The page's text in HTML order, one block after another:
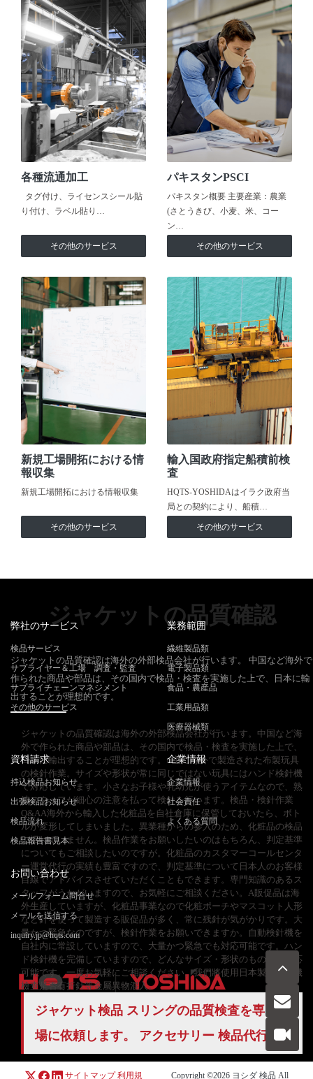
各種流通加工
タグ付け、ライセンスシール貼
り付け、ラベル貼り…
その他のサービス
パキスタンPSCI
パキスタン概要 主要産業：農業
(さとうきび、小麦、米、コー
ン…
その他のサービス
新規工場開拓における情
報収集
新規工場開拓における情報収集
その他のサービス
輸入国政府指定船積前検
査
HQTS-YOSHIDAはイラク政府当
局との契約により、船積…
その他のサービス
ジャケットの品質確認
ジャケットの品質確認は海外の外部検品会社が行います。 中国など海外で
作られた商品や部品は、その国内で検品・検査を実施した上で、日本に輸
出することが理想的です。
ジャケットの品質確認は海外の外部検品会社が行います。中国など海
外で作られた商品や部品は、その国内で検品・検査を実施した上で、
日本に輸出することが理想的です。○主に海外で製造された布製玩具
の検針作業。サイズや形状が常に同じではない玩具にはハンド検針機
で対応しています。小さなお子様や乳幼児が使うアイテムなので、熟
練スタッフが細心の注意を払って検針を行います。検品・検針作業
Q&AA海外から輸入した化粧品を自社倉庫に保管しておいたら、ボト
ルが変形してしまいました。異業種からの参入のため、化粧品の検品
に慣れていません。検品作業をお願いしたいのはもちろん、判定基準
についてもご相談したいのですが。化粧品のカスタマーコールセンタ
ー運営代行の実績も豊富ですので、判定基準について日本人のお客様
目線でアドバイスさせていただくこともできます。専門知識のあるス
タッフがうかがいますので、お気軽にご相談ください。A販促品は海
外生産していますが、化粧品事業なので化粧ポーチやマスコット人形
など針を使って製造する販促品が多く、常に残針が気がかりです。大
量かつ緊急なのですが、検針作業をお願いできますか。自動検針機を
自社内に常設していますので、大量かつ緊急でも対応可能です。ハン
ド検針機を完備していますので、どんなサイズ・形状のものでも対応
可能です。一度お気軽にご相談ください。我們將使用日本製的檢針機
檢查是否有折針等金屬異物混入。
ジャケット検品 スリングの品質検査を専門工
場に依頼します。 アクセサリー 検品代行
弊社のサービス
検品サービス
サプライヤー＆工場 調査・監査
サプライチェーンマネジメント
その他のサービス
業務範囲
繊維製品類
電子製品類
食品・農産品
工業用品類
医療器械類
資料請求
持込検品お知らせ
出張検品お知らせ
検品流れ
検品報告書見本
企業情報
企業情報
社会責任
よくある質問
お問い合わせ
メールフォーム問合せ
メールを送信する
inquiry.jp@hqts.com
050-5840-2657
お問い合わせ
サイトマップ 利用規 Copyright ©2026 ヨシダ 検品 All